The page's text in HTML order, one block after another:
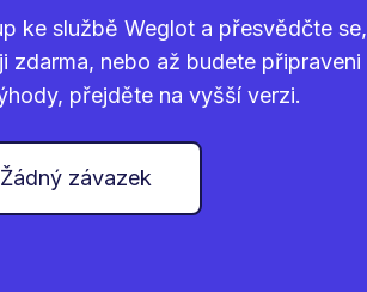
ke službě Weglot a přesvědčte se,
zdarma, nebo až budete připraveni
přejděte na vyšší verzi.
závazek